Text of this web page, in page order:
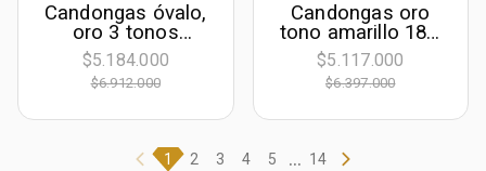
Candongas óvalo,
oro 3 tonos
rodinado, liso
$5.184.000
$6.912.000
Candongas oro
tono amarillo 18k,
con visos, liso
$5.117.000
$6.397.000
1 2 3 4 5 ... 14